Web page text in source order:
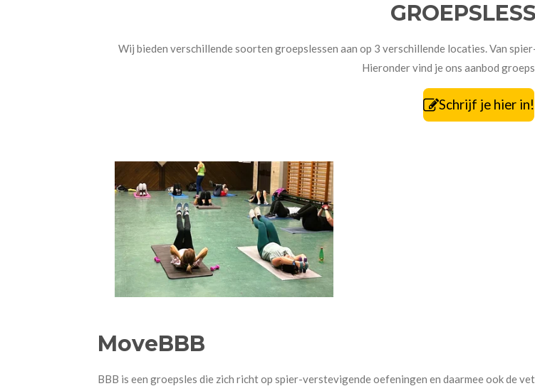
Wij bieden verschillende soorten groepslessen aan op 3 verschillende locaties. Van
Hieronder vind je ons aanbod
Schrijf je hier in!
MoveBBB
BBB is een groepsles die zich richt op spier-verstevigende oefeningen en daarmee ook de